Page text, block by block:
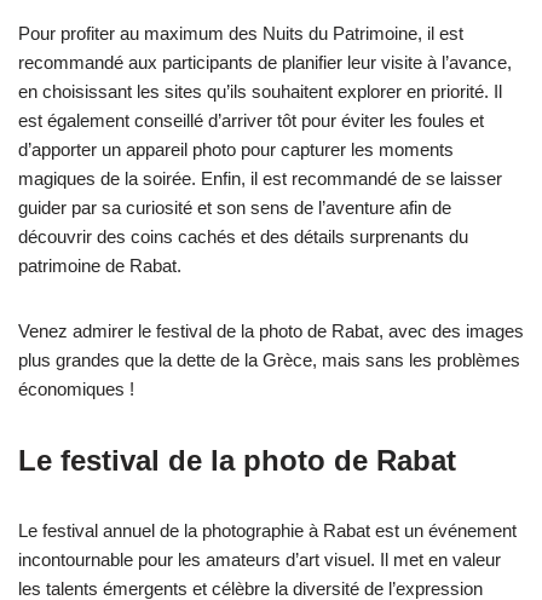
Pour profiter au maximum des Nuits du Patrimoine, il est
recommandé aux participants de planifier leur visite à l’avance,
en choisissant les sites qu’ils souhaitent explorer en priorité. Il
est également conseillé d’arriver tôt pour éviter les foules et
d’apporter un appareil photo pour capturer les moments
magiques de la soirée. Enfin, il est recommandé de se laisser
guider par sa curiosité et son sens de l’aventure afin de
découvrir des coins cachés et des détails surprenants du
patrimoine de Rabat.
Venez admirer le festival de la photo de Rabat, avec des images
plus grandes que la dette de la Grèce, mais sans les problèmes
économiques !
Le festival de la photo de Rabat
Le festival annuel de la photographie à Rabat est un événement
incontournable pour les amateurs d’art visuel. Il met en valeur
les talents émergents et célèbre la diversité de l’expression